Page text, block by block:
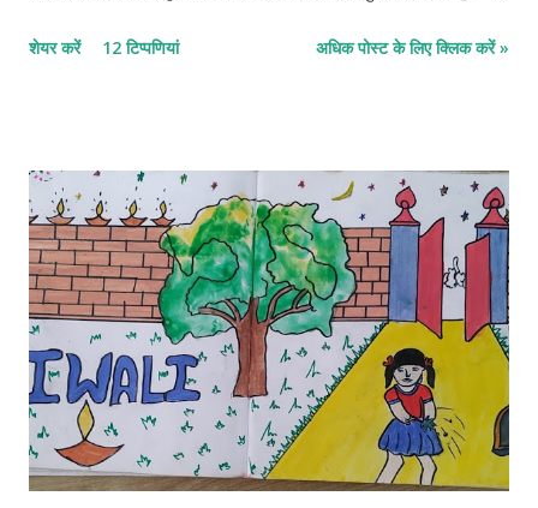
हमारे पास कोई साक्ष्य नहीं है, फिर भी हम यह कह सकते हैं कि मानव जीवन के साथ
छोड़ते हैं तथा छाया से भी आकृतियां बनती हुई दिखाई पड़ती है, छाया को देखकर हम
उत्सुक हो जाते हैं। प्रागैतिहासिक काल की कला को तीन भागों में बाँट दिया गया
है। 1 पूर्ण पाषाण काल 2 मध्य पाषाण काल 3 उत्तर पाषाण काल पूर्ण पाषाण काल ...
शेयर करें 12 टिप्पणियां अधिक पोस्ट के लिए क्लिक करें »